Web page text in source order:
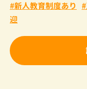
新人教育制度あり
迎